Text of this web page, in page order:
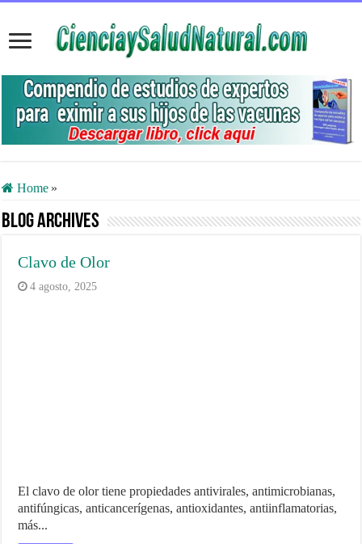
Home »
Blog Archives
Clavo de Olor
4 agosto, 2025
El clavo de olor tiene propiedades antivirales, antimicrobianas,
antifúngicas, anticancerígenas, antioxidantes, antiinflamatorias,
más...